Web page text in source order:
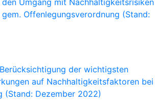
Umgang mit Nachhaltigkeitsrisiken
Offenlegungsverordnung (Stand:
der wichtigsten
auf Nachhaltigkeitsfaktoren bei
(Stand: Dezember 2022)